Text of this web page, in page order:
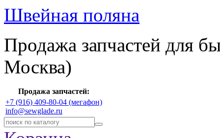
Швейная поляна
Продажа запчастей для
Москва)
Продажа запчастей:
+7 (916) 409-80-04 (мегафон)
info@sewglade.ru